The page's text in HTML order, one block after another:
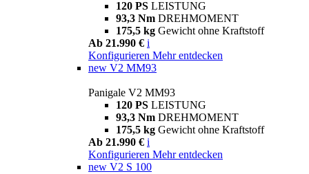
120 PS LEISTUNG
93,3 Nm DREHMOMENT
175,5 kg Gewicht ohne Kraftstoff
Ab 21.990 € i
Konfigurieren Mehr entdecken
new V2 MM93
Panigale V2 MM93
120 PS LEISTUNG
93,3 Nm DREHMOMENT
175,5 kg Gewicht ohne Kraftstoff
Ab 21.990 € i
Konfigurieren Mehr entdecken
new V2 S 100